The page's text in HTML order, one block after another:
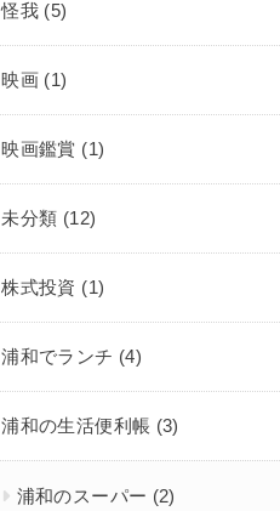
怪我 (5)
映画 (1)
映画鑑賞 (1)
未分類 (12)
株式投資 (1)
浦和でランチ (4)
浦和の生活便利帳 (3)
浦和のスーパー (2)